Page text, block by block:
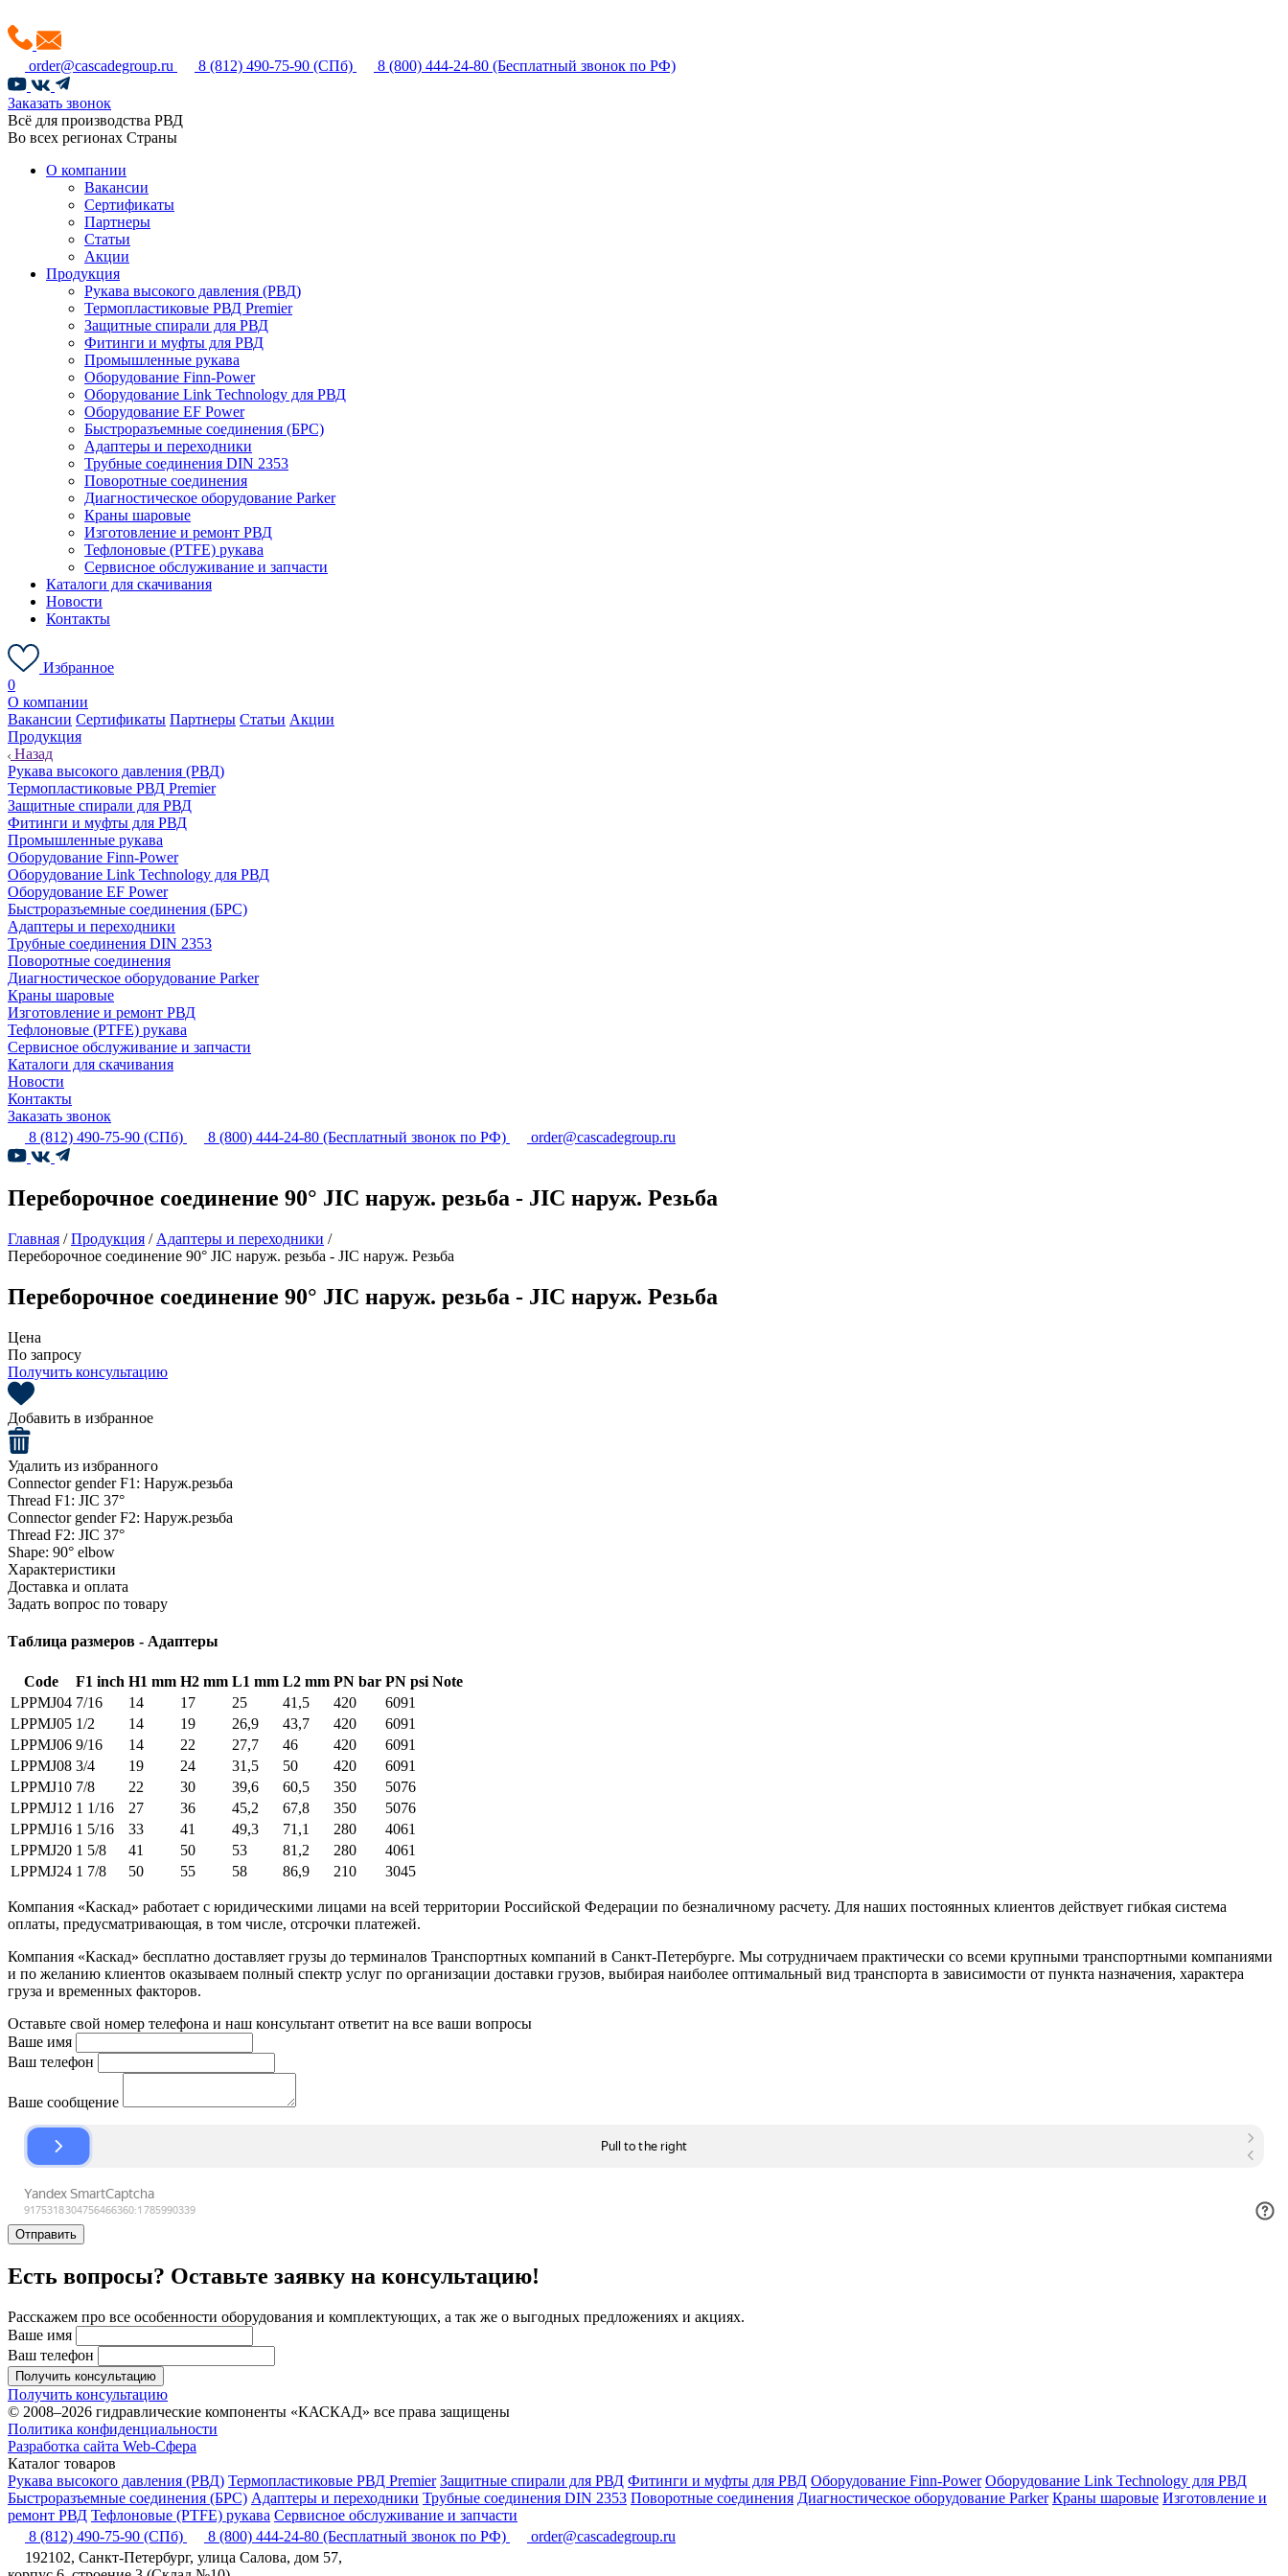
order@cascadegroup.ru 8 (812) 490-75-90 (СПб) 8 (800) 444-24-80 (Бесплатный звонок по РФ)
Заказать звонок
Всё для производства РВД
Во всех регионах Страны
О компании
Вакансии
Сертификаты
Партнеры
Статьи
Акции
Продукция
Рукава высокого давления (РВД)
Термопластиковые РВД Premier
Защитные спирали для РВД
Фитинги и муфты для РВД
Промышленные рукава
Оборудование Finn-Power
Оборудование Link Technology для РВД
Оборудование EF Power
Быстроразъемные соединения (БРС)
Адаптеры и переходники
Трубные соединения DIN 2353
Поворотные соединения
Диагностическое оборудование Parker
Краны шаровые
Изготовление и ремонт РВД
Тефлоновые (PTFE) рукава
Сервисное обслуживание и запчасти
Каталоги для скачивания
Новости
Контакты
Избранное
0
О компании
Вакансии Сертификаты Партнеры Статьи Акции
Продукция
Назад
Рукава высокого давления (РВД)
Термопластиковые РВД Premier
Защитные спирали для РВД
Фитинги и муфты для РВД
Промышленные рукава
Оборудование Finn-Power
Оборудование Link Technology для РВД
Оборудование EF Power
Быстроразъемные соединения (БРС)
Адаптеры и переходники
Трубные соединения DIN 2353
Поворотные соединения
Диагностическое оборудование Parker
Краны шаровые
Изготовление и ремонт РВД
Тефлоновые (PTFE) рукава
Сервисное обслуживание и запчасти
Каталоги для скачивания
Новости
Контакты
Заказать звонок
8 (812) 490-75-90 (СПб) 8 (800) 444-24-80 (Бесплатный звонок по РФ) order@cascadegroup.ru
Переборочное соединение 90° JIC наруж. резьба - JIC наруж. Резьба
Главная /Продукция / Адаптеры и переходники /
Переборочное соединение 90° JIC наруж. резьба - JIC наруж. Резьба
Переборочное соединение 90° JIC наруж. резьба - JIC наруж. Резьба
Цена
По запросу
Получить консультацию
Добавить в избранное
Удалить из избранного
Connector gender F1: Наруж.резьба
Thread F1: JIC 37°
Connector gender F2: Наруж.резьба
Thread F2: JIC 37°
Shape: 90° elbow
Характеристики
Доставка и оплата
Задать вопрос по товару
Таблица размеров - Адаптеры
Code F1 inch H1 mm H2 mm L1 mm L2 mm PN bar PN psi Note
LPPMJ04 7/16 14 17 25 41,5 420
6091
LPPMJ05 1/2 14 19 26,9 43,7 420
6091
LPPMJ06 9/16 14 22 27,7 46 420
6091
LPPMJ08 3/4 19 24 31,5 50 420
6091
LPPMJ10 7/8 22 30 39,6 60,5 350
5076
LPPMJ12 1 1/16 27 36 45,2 67,8 350
5076
LPPMJ16 1 5/16 33 41 49,3 71,1 280
4061
LPPMJ20 1 5/8 41 50 53 81,2 280
4061
LPPMJ24 1 7/8 50 55 58 86,9 210 3045
Компания «Каскад» работает с юридическими лицами на всей территории Российской Федерации по безналичному расчету. Для наших постоянных клиентов действует гибкая система
оплаты, предусматривающая, в том числе, отсрочки платежей.
Компания «Каскад» бесплатно доставляет грузы до терминалов Транспортных компаний в Санкт-Петербурге. Мы сотрудничаем практически со всеми крупными транспортными компаниями
и по желанию клиентов оказываем полный спектр услуг по организации доставки грузов, выбирая наиболее оптимальный вид транспорта в зависимости от пункта назначения, характера
груза и временных факторов.
Оставьте свой номер телефона и наш консультант ответит на все ваши вопросы
Ваше имя
Ваш телефон
Ваше сообщение
Отправить
Есть вопросы? Оставьте заявку на консультацию!
Расскажем про все особенности оборудования и комплектующих, а так же о выгодных предложениях и акциях.
Ваше имя
Ваш телефон
Получить консультацию
Получить консультацию
© 2008–2026 гидравлические компоненты «КАСКАД» все права защищены
Политика конфиденциальности
Разработка сайта Web-Сфера
Каталог товаров
Рукава высокого давления (РВД) Термопластиковые РВД Premier Защитные спирали для РВД Фитинги и муфты для РВД Оборудование Finn-Power Оборудование Link Technology для РВД
Быстроразъемные соединения (БРС) Адаптеры и переходники Трубные соединения DIN 2353 Поворотные соединения Диагностическое оборудование Parker Краны шаровые Изготовление и
ремонт РВД Тефлоновые (PTFE) рукава Сервисное обслуживание и запчасти
8 (812) 490-75-90 (СПб) 8 (800) 444-24-80 (Бесплатный звонок по РФ)
order@cascadegroup.ru
192102, Санкт-Петербург, улица Салова, дом 57,